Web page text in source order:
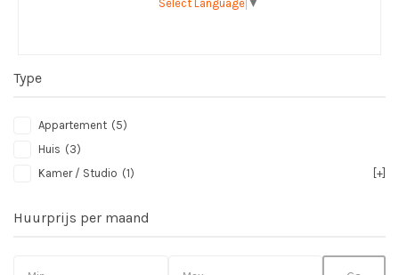
Select Language ▼
Type
Appartement (5)
Huis (3)
Kamer / Studio (1) [+]
Huurprijs per maand